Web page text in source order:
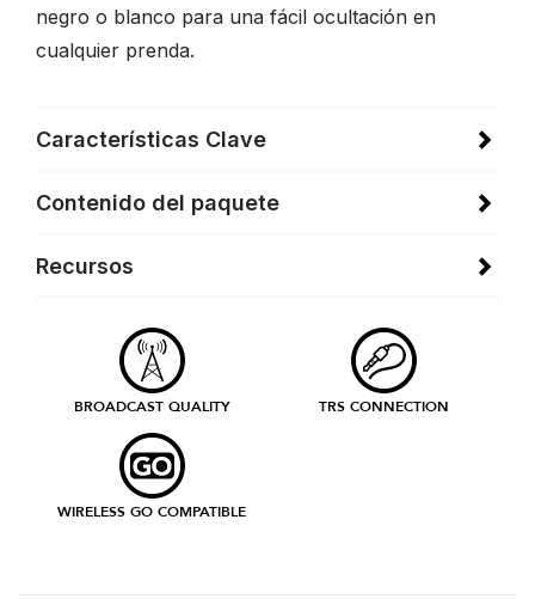
negro o blanco para una fácil ocultación en
cualquier prenda.
Características Clave
Contenido del paquete
Recursos
BROADCAST QUALITY TRS CONNECTION
WIRELESS GO COMPATIBLE